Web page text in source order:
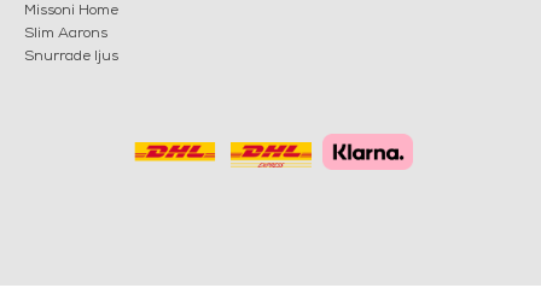
Missoni Home
Slim Aarons
Snurrade ljus